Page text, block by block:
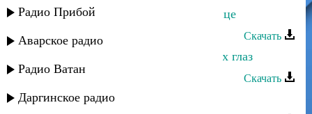
Радио Прибой
Аварское радио
Радио Ватан
Даргинское радио
Айшат Айсаева - Взгляну как солнце
Скачать
Марина Мустафаева - Солнце моих глаз
Скачать
Dj T-Rex - Настроение